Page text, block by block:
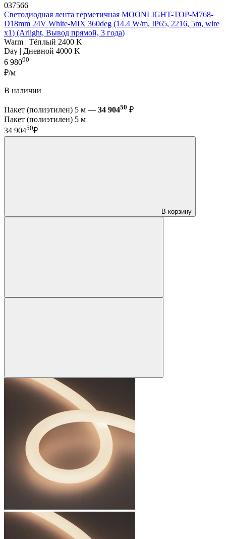
037566
Светодиодная лента герметичная MOONLIGHT-TOP-M768-
D18mm 24V White-MIX 360deg (14.4 W/m, IP65, 2216, 5m, wire
x1) (Arlight, Вывод прямой, 3 года)
Warm | Тёплый 2400 K
Day | Дневной 4000 K
6 98090
₽/м
В наличии
Пакет (полиэтилен) 5 м — 34 90450 ₽
Пакет (полиэтилен) 5 м
34 90450₽
В корзину